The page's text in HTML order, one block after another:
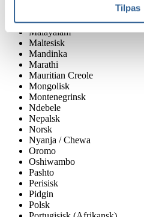
Tilpas
Makedonsk
Malayalam
Maltesisk
Mandinka
Marathi
Mauritian Creole
Mongolisk
Montenegrinsk
Ndebele
Nepalsk
Norsk
Nyanja / Chewa
Oromo
Oshiwambo
Pashto
Perisisk
Pidgin
Polsk